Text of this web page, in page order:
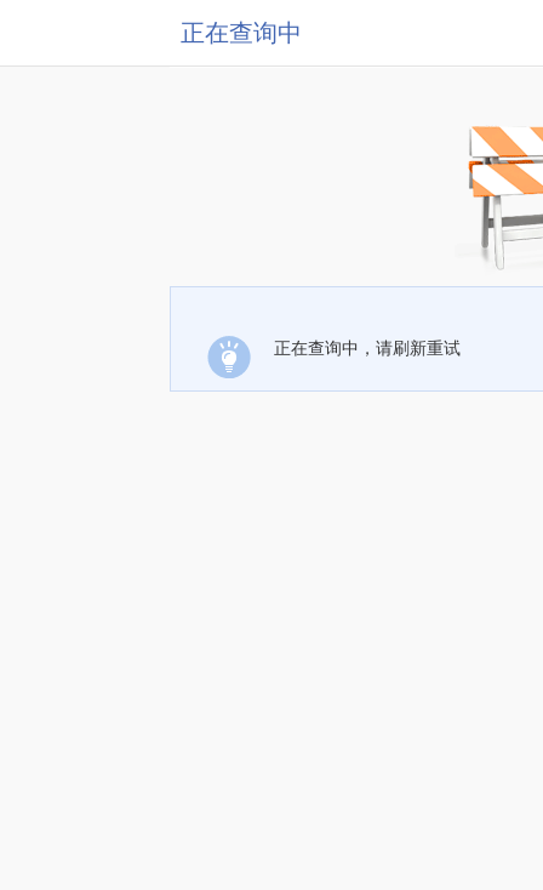
正在查询中
正在查询中，请刷新重试